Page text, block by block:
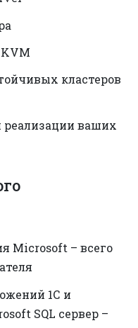
кластеров
ваших
Microsoft – всего
1С и
SQL сервер –